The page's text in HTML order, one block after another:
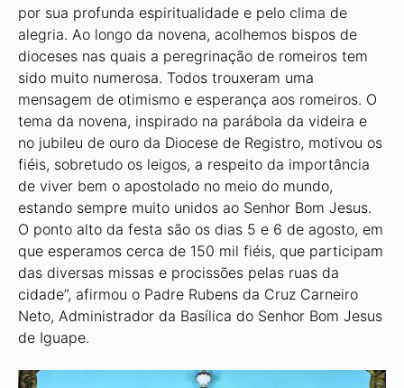
por sua profunda espiritualidade e pelo clima de
alegria. Ao longo da novena, acolhemos bispos de
dioceses nas quais a peregrinação de romeiros tem
sido muito numerosa. Todos trouxeram uma
mensagem de otimismo e esperança aos romeiros. O
tema da novena, inspirado na parábola da videira e
no jubileu de ouro da Diocese de Registro, motivou os
fiéis, sobretudo os leigos, a respeito da importância
de viver bem o apostolado no meio do mundo,
estando sempre muito unidos ao Senhor Bom Jesus.
O ponto alto da festa são os dias 5 e 6 de agosto, em
que esperamos cerca de 150 mil fiéis, que participam
das diversas missas e procissões pelas ruas da
cidade”, afirmou o Padre Rubens da Cruz Carneiro
Neto, Administrador da Basílica do Senhor Bom Jesus
de Iguape.